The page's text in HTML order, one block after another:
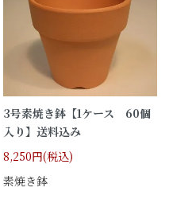
3号素焼き鉢【1ケース 60個
入り】送料込み
8,250円(税込)
素焼き鉢